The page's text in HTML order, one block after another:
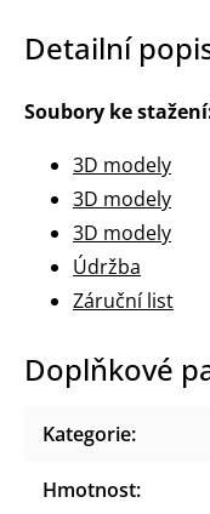
Detailní
Soubory ke
3D modely
3D modely
3D modely
Údržba
Záruční list
Doplňkové
Kategorie:
Hmotnost: